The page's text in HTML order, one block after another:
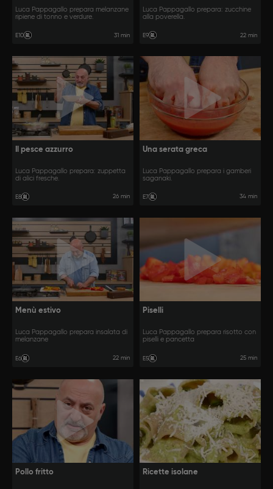
Luca Pappagallo prepara melanzane
ripiene di tonno e verdure.
E10 31 min
Luca Pappagallo prepara: zucchine
alla poverella.
E9 22 min
Il pesce azzurro
Luca Pappagallo prepara: zuppetta
di alici fresche.
E8 26 min
Una serata greca
Luca Pappagallo prepara i gamberi
saganaki.
E7 34 min
Menù estivo
Luca Pappagallo prepara insalata di
melanzane
E6 22 min
Piselli
Luca Pappagallo prepara risotto con
piselli e pancetta
E5 25 min
Pollo fritto Ricette isolane